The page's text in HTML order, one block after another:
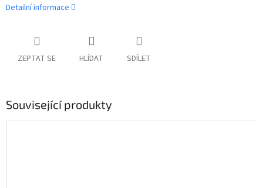
Detailní informace
ZEPTAT SE HLÍDAT SDÍLET
Související produkty